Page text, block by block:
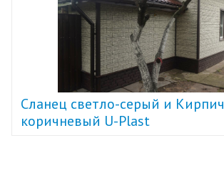
Cланец светло-серый и Кирпич
коричневый U-Plast